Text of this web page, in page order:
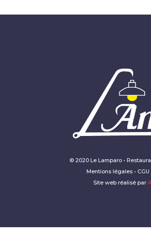
© 2020 Le Lamparo •
Mentions légales •
Site web réalisé par